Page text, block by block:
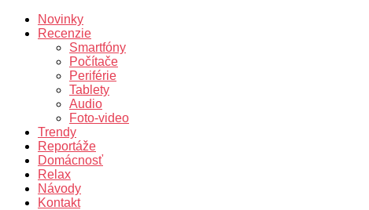
Novinky
Recenzie
Smartfóny
Počítače
Periférie
Tablety
Audio
Foto-video
Trendy
Reportáže
Domácnosť
Relax
Návody
Kontakt